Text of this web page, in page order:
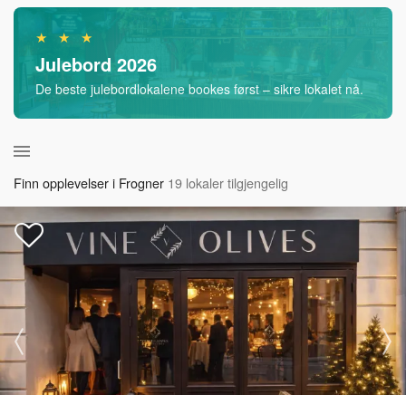
★ ★ ★
Julebord 2026
De beste julebordlokalene bookes først – sikre lokalet nå.
Finn opplevelser i Frogner 19 lokaler tilgjengelig